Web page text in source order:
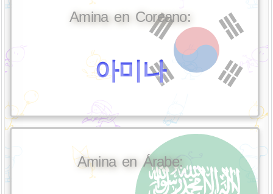
Amina en Coreano:
아미나
Amina en Árabe: